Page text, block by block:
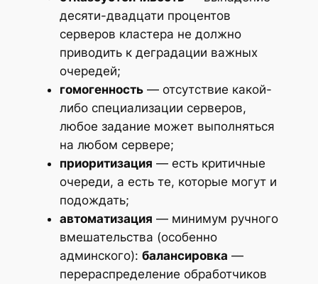
десяти-двадцати процентов
серверов кластера не должно
приводить к деградации важных
очередей;
гомогенность— отсутствие какой-
либо специализации серверов,
любое задание может выполняться
на любом сервере;
приоритизация — есть критичные
очереди, а есть те, которые могут и
подождать;
автоматизация — минимум ручного
вмешательства (особенно
админского): балансировка —
перераспределение обработчиков